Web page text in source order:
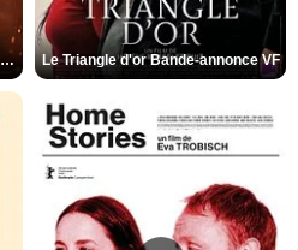
L'Odyssée Bande-annonce VO STFR Le Triangle d'or Bande-annonce VF